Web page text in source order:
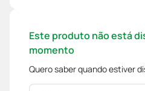
Este produto não está
momento
Quero saber quando estiver